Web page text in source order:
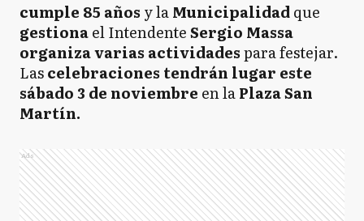
cumple 85 años y laMunicipalidadque
gestionael IntendenteSergio Massa
organiza varias actividadespara festejar.
Lascelebraciones tendrán lugar este
sábado 3 de noviembre en laPlaza San
Martín.
Ads